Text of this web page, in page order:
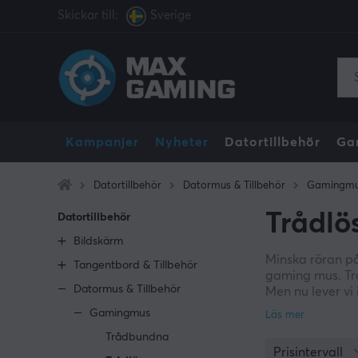
Skickar till: Sverige
Kampanjer Nyheter Datortillbehör
Datortillbehör Datormus & Tillbehör
Datortillbehör
Bildskärm
Tangentbord & Tillbehör
Datormus & Tillbehör
Gamingmus
Trådbundna
Minska röran
gaming mus.
Men nu lever
hänger
Prisintervall